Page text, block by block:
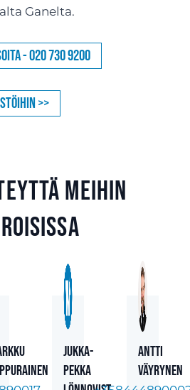
Ganelta.
- 020 730 9200
>>
meihin
Jukka-
Pekka
Antti
Väyrynen